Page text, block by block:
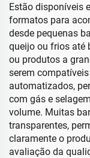
Estão disponíveis
formatos para
desde pequenas
queijo ou frios até
ou produtos a
serem
automatizados,
com gás e
volume. Muitas
transparentes,
claramente o
avaliação da